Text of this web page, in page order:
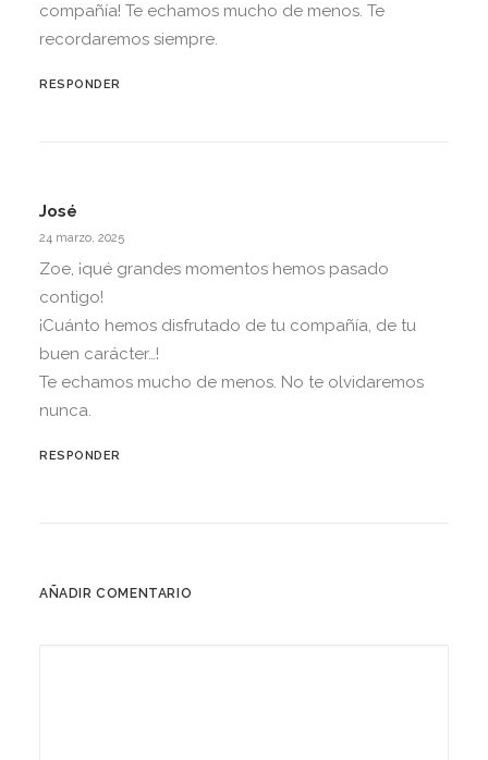
compañía! Te echamos mucho de menos. Te
recordaremos siempre.
RESPONDER
José
24 marzo, 2025
Zoe, ¡qué grandes momentos hemos pasado
contigo!
¡Cuánto hemos disfrutado de tu compañía, de tu
buen carácter…!
Te echamos mucho de menos. No te olvidaremos
nunca.
RESPONDER
AÑADIR COMENTARIO